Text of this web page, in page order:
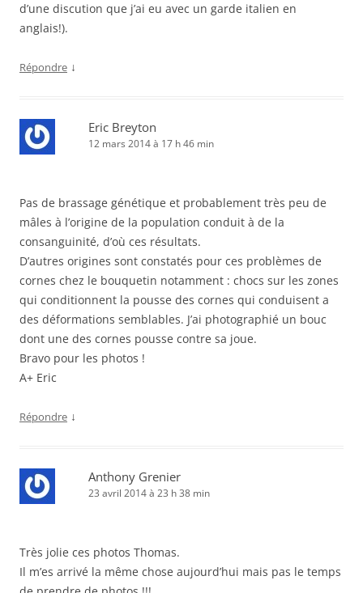
d’une discution que j’ai eu avec un garde italien en
anglais!).
Répondre ↓
Eric Breyton
12 mars 2014 à 17 h 46 min
Pas de brassage génétique et probablement très peu de
mâles à l’origine de la population conduit à de la
consanguinité, d’où ces résultats.
D’autres origines sont constatés pour ces problèmes de
cornes chez le bouquetin notamment : chocs sur les zones
qui conditionnent la pousse des cornes qui conduisent a
des déformations semblables. J’ai photographié un bouc
dont une des cornes pousse contre sa joue.
Bravo pour les photos !
A+ Eric
Répondre ↓
Anthony Grenier
23 avril 2014 à 23 h 38 min
Très jolie ces photos Thomas.
Il m’es arrivé la même chose aujourd’hui mais pas le temps